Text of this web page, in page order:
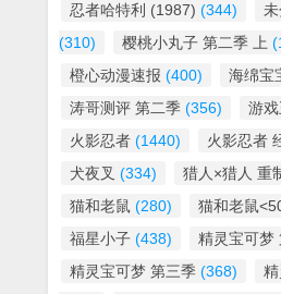
忍者哈特利 (1987) (344)
(310)
樱桃小丸子 第二季 上
橙心动漫速报 (400) 海绵宝
涛哥测评 第二季 (356) 游
火影忍者 (1440) 火影忍者
犬夜叉 (334) 猎人×猎人 重
猫和老鼠 (280) 猫和老鼠
福星小子 (438) 精灵宝可梦
精灵宝可梦 第三季 (368)